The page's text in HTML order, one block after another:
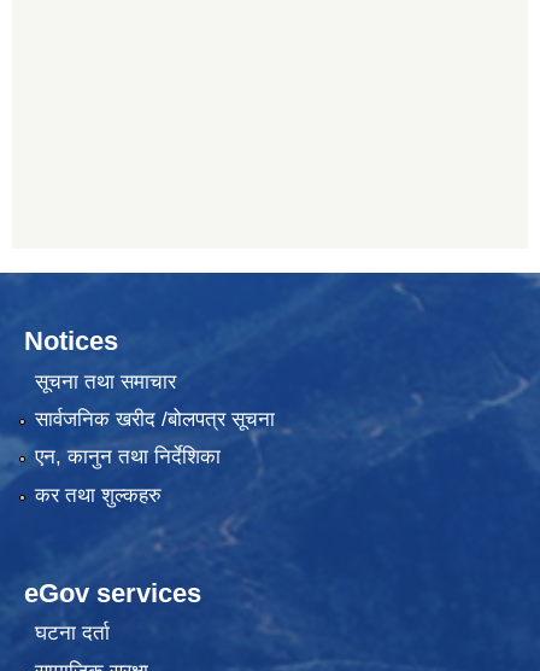
Notices
सूचना तथा समाचार
सार्वजनिक खरीद /बोलपत्र सूचना
एन, कानुन तथा निर्देशिका
कर तथा शुल्कहरु
eGov services
घटना दर्ता